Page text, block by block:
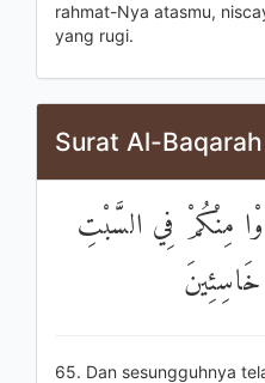
rahmat-Nya atasmu,
yang rugi.
Surat Al-
مِنْكُمْ فِي السَّبْتِ
65. Dan sesungguhnya